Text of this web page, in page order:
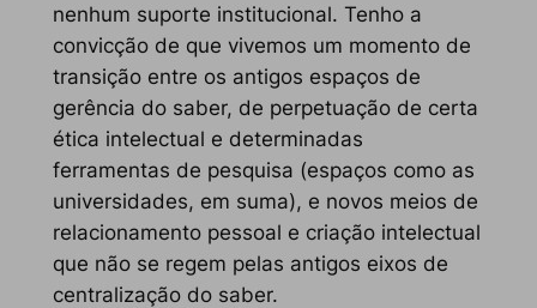
nenhum suporte institucional. Tenho a
convicção de que vivemos um momento de
transição entre os antigos espaços de
gerência do saber, de perpetuação de certa
ética intelectual e determinadas
ferramentas de pesquisa (espaços como as
universidades, em suma), e novos meios de
relacionamento pessoal e criação intelectual
que não se regem pelas antigos eixos de
centralização do saber.